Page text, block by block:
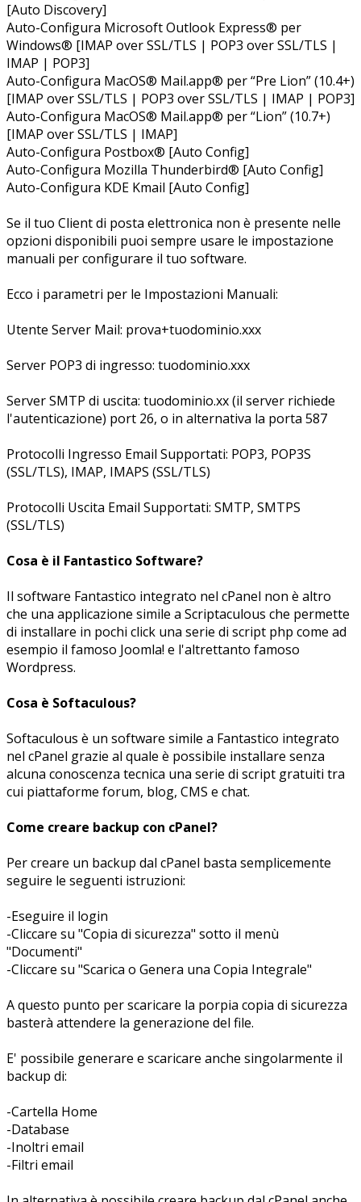
[Auto Discovery]
Auto-Configura Microsoft Outlook Express® per
Windows® [IMAP over SSL/TLS | POP3 over SSL/TLS |
IMAP | POP3]
Auto-Configura MacOS® Mail.app® per “Pre Lion” (10.4+)
[IMAP over SSL/TLS | POP3 over SSL/TLS | IMAP | POP3]
Auto-Configura MacOS® Mail.app® per “Lion” (10.7+)
[IMAP over SSL/TLS | IMAP]
Auto-Configura Postbox® [Auto Config]
Auto-Configura Mozilla Thunderbird® [Auto Config]
Auto-Configura KDE Kmail [Auto Config]
Se il tuo Client di posta elettronica non è presente nelle
opzioni disponibili puoi sempre usare le impostazione
manuali per configurare il tuo software.
Ecco i parametri per le Impostazioni Manuali:
Utente Server Mail: prova+tuodominio.xxx
Server POP3 di ingresso: tuodominio.xxx
Server SMTP di uscita: tuodominio.xx (il server richiede
l'autenticazione) port 26, o in alternativa la porta 587
Protocolli Ingresso Email Supportati: POP3, POP3S
(SSL/TLS), IMAP, IMAPS (SSL/TLS)
Protocolli Uscita Email Supportati: SMTP, SMTPS
(SSL/TLS)
Cosa è il Fantastico Software?
Il software Fantastico integrato nel cPanel non è altro
che una applicazione simile a Scriptaculous che permette
di installare in pochi click una serie di script php come ad
esempio il famoso Joomla! e l'altrettanto famoso
Wordpress.
Cosa è Softaculous?
Softaculous è un software simile a Fantastico integrato
nel cPanel grazie al quale è possibile installare senza
alcuna conoscenza tecnica una serie di script gratuiti tra
cui piattaforme forum, blog, CMS e chat.
Come creare backup con cPanel?
Per creare un backup dal cPanel basta semplicemente
seguire le seguenti istruzioni:
-Eseguire il login
-Cliccare su "Copia di sicurezza" sotto il menù
"Documenti"
-Cliccare su "Scarica o Genera una Copia Integrale"
A questo punto per scaricare la porpia copia di sicurezza
basterà attendere la generazione del file.
E' possibile generare e scaricare anche singolarmente il
backup di:
-Cartella Home
-Database
-Inoltri email
-Filtri email